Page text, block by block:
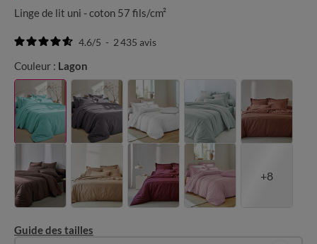
Linge de lit uni - coton 57 fils/cm²
4.6/5 - 2 435 avis
Couleur : Lagon
+8
Guide des tailles